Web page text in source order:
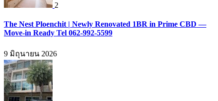
2
The Nest Ploenchit | Newly Renovated 1BR in Prime CBD —
Move-in Ready Tel 062-992-5599
9 มิถุนายน 2026